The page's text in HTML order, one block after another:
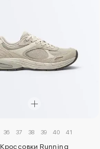
36 37 38 39 40 41
Кроссовки Running